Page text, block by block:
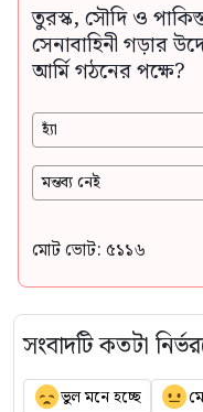
তুরস্ক, সৌদি ও
সেনাবাহিনী গড়ার
আর্মি গঠনের পক্ষে?
হ্যাঁ
মন্তব্য নেই
মোট ভোট: ৫১১৬
সংবাদটি কতটা
ভুল মনে হচ্ছে